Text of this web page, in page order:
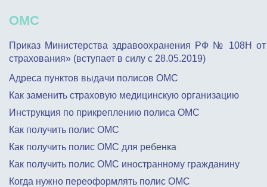
ОМС
Приказ Министерства здравоохранения РФ № 108Н
страхования» (вступает в силу с 28.05.2019)
Адреса пунктов выдачи полисов ОМС
Как заменить страховую медицинскую организацию
Инструкция по прикреплению полиса ОМС
Как получить полис ОМC
Как получить полис ОМС для ребенка
Как получить полис ОМС иностранному гражданину
Когда нужно переоформлять полис ОМС